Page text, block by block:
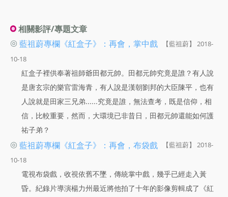
相關影評/專題文章
◎ 藍祖蔚專欄《紅盒子》：再會，掌中戲
【藍祖蔚】 2018-
10-18
紅盒子裡供奉著祖師爺田都元帥。田都元帥究竟是誰？有人說
是唐玄宗的樂官雷海青，有人說是漢朝劉邦的大臣陳平，也有
人說就是田家三兄弟......究竟是誰，無法查考，既是信仰，相
信，比較重要，然而，大環境已非昔日，田都元帥還能如何護
祐子弟？
◎ 藍祖蔚專欄《紅盒子》：再會，布袋戲
【藍祖蔚】 2018-
10-18
電視布袋戲，收視依舊不墜，傳統掌中戲，幾乎已經走入黃
昏。紀錄片導演楊力州最近將他拍了十年的影像剪輯成了《紅